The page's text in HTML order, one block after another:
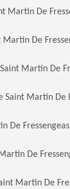
Martin De
De
Martin De
Saint Martin De
De
De
Martin De